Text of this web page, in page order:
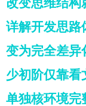
详解开发思路
变为完全差异
少初阶仅靠看
单独核环境完